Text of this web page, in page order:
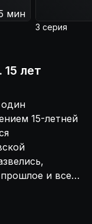
мин
3 серия
15 лет
один
15-летней
и всеми
Валя